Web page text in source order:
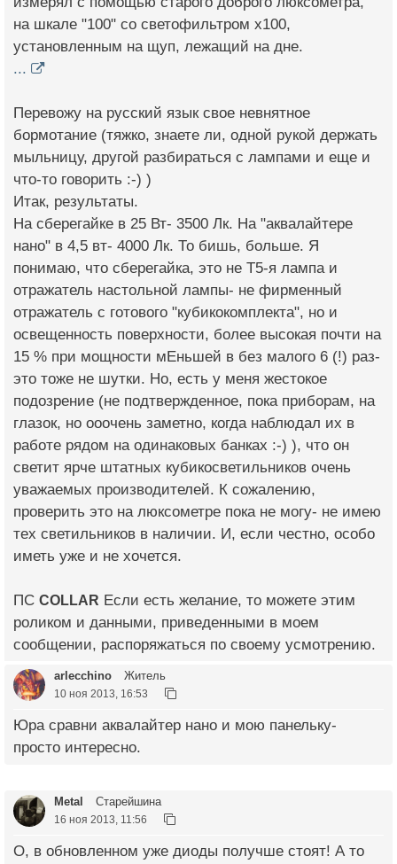
на шкале "100" со светофильтром х100,
установленным на щуп, лежащий на дне.
...
Перевожу на русский язык свое невнятное
бормотание (тяжко, знаете ли, одной рукой держать
мыльницу, другой разбираться с лампами и еще и
что-то говорить :-) )
Итак, результаты.
На сберегайке в 25 Вт- 3500 Лк. На "аквалайтере
нано" в 4,5 вт- 4000 Лк. То бишь, больше. Я
понимаю, что сберегайка, это не Т5-я лампа и
отражатель настольной лампы- не фирменный
отражатель с готового "кубикокомплекта", но и
освещенность поверхности, более высокая почти на
15 % при мощности мЕньшей в без малого 6 (!) раз-
это тоже не шутки. Но, есть у меня жестокое
подозрение (не подтвержденное, пока приборам, на
глазок, но ооочень заметно, когда наблюдал их в
работе рядом на одинаковых банках :-) ), что он
светит ярче штатных кубикосветильников очень
уважаемых производителей. К сожалению,
проверить это на люксометре пока не могу- не имею
тех светильников в наличии. И, если честно, особо
иметь уже и не хочется.
ПС COLLAR Если есть желание, то можете этим
роликом и данными, приведенными в моем
сообщении, распоряжаться по своему усмотрению.
arlecchino Житель
10 ноя 2013, 16:53
Юра сравни аквалайтер нано и мою панельку-
просто интересно.
Metal Старейшина
16 ноя 2013, 11:56
О, в обновленном уже диоды получше стоят! А то